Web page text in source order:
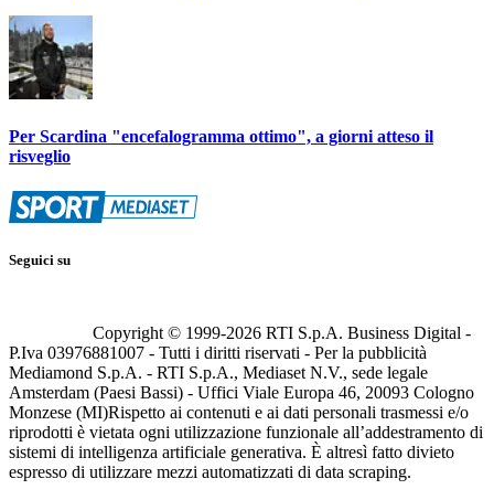
Per Scardina "encefalogramma ottimo", a giorni atteso il
risveglio
Seguici su
Copyright © 1999-2026 RTI S.p.A. Business Digital -
P.Iva 03976881007 - Tutti i diritti riservati - Per la pubblicità
Mediamond S.p.A. - RTI S.p.A., Mediaset N.V., sede legale
Amsterdam (Paesi Bassi) - Uffici Viale Europa 46, 20093 Cologno
Monzese (MI)Rispetto ai contenuti e ai dati personali trasmessi e/o
riprodotti è vietata ogni utilizzazione funzionale all’addestramento di
sistemi di intelligenza artificiale generativa. È altresì fatto divieto
espresso di utilizzare mezzi automatizzati di data scraping.